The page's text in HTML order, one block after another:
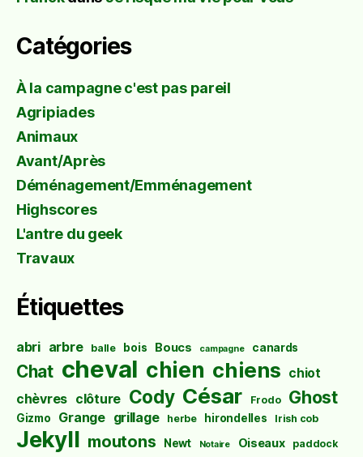
Catégories
À la campagne c'est pas pareil
Agripiades
Animaux
Avant/Après
Déménagement/Emménagement
Highscores
L'antre du geek
Travaux
Étiquettes
abri arbre balle bois Boucs campagne canards
Chat cheval chien chiens chiot
chèvres clôture Cody César Frodo Ghost
Gizmo Grange grillage herbe hirondelles Irish cob
Jekyll moutons Newt Notaire Oiseaux paddock